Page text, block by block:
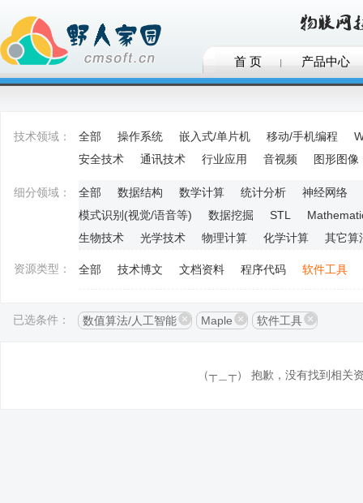
首 页 产品中心
技术领域： 全部 操作系统 嵌入式/单片机 移动/手机编程
安全技术
通讯技术 行业应用 音视频 图形图像
细分领域： 全部 数据结构 数学计算 统计分析
神经网络
模式识别(视觉/语音等)
数据挖掘 STL
生物技术
光学技术 物理计算 化学计算 其它算
资源类型： 全部 技术博文 文档资料 程序代码 软件工具
已选条件： 数值算法/人工智能 Maple 软件工具
（┬＿┬） 抱歉，没有找到相关